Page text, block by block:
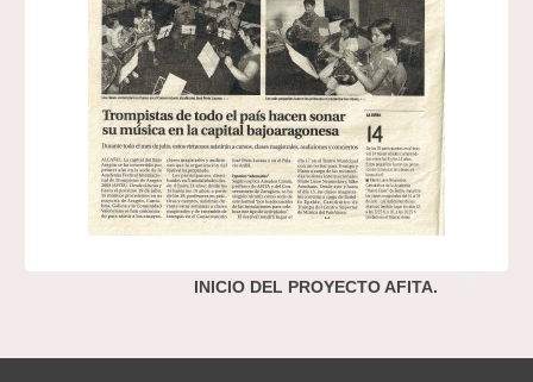
INICIO DEL PROYECTO AFITA.